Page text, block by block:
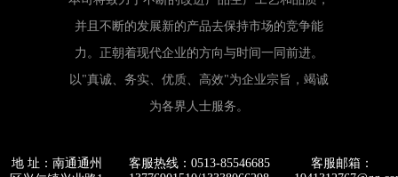
并且不断的发展新的产品去保持市场的竞争能
力。正朝着现代企业的方向与时间一同前进。
以"真诚、务实、优质、高效"为企业宗旨，竭诚
为各界人士服务。
地 址：南通通州
客服热线：0513-85546685
客服邮箱：